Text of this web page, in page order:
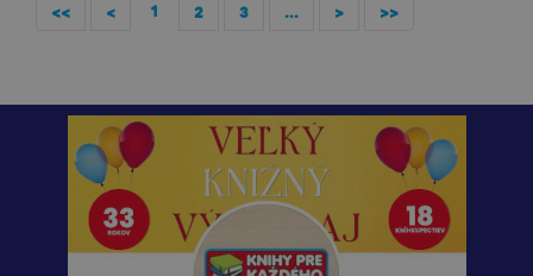
<< < 1 2 3 ... > >>